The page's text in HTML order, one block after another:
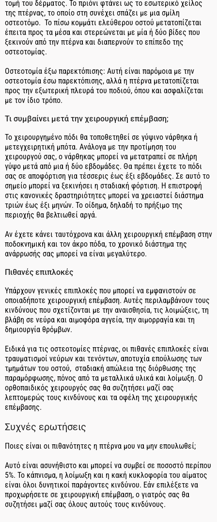
τομή του δέρματος. Το πριόνι φτάνει ως το εσωτερικό χείλος
της πτέρνας, το οποίο στη συνέχει σπάζει με μια σμίλη
οστεοτόμο. Το πίσω κομμάτι ελεύθερου οστού μετατοπίζεται
έπειτα προς τα μέσα και στερεώνεται με μία ή δύο βίδες που
ξεκινούν από την πτέρνα και διαπερνούν το επίπεδο της
οστεοτομίας.
Οστεοτομία έξω παρεκτόπισης: Αυτή είναι παρόμοια με την
οστεοτομία έσω παρεκτόπισης, αλλά η πτέρνα μετατοπίζεται
προς την εξωτερική πλευρά του ποδιού, όπου και ασφαλίζεται
με τον ίδιο τρόπο.
Τι συμβαίνει μετά την χειρουργική επέμβαση;
Το χειρουργημένο πόδι θα τοποθετηθεί σε γύψινο νάρθηκα ή
μετεγχειρητική μπότα. Ανάλογα με την προτίμηση του
χειρουργού σας, ο νάρθηκας μπορεί να μετατραπεί σε πλήρη
γύψο μετά από μια ή δύο εβδομάδες. Θα πρέπει έχετε το πόδι
σας σε αποφόρτιση για τέσσερις έως έξι εβδομάδες. Σε αυτό το
σημείο μπορεί να ξεκινήσει η σταδιακή φόρτιση. Η επιστροφή
στις κανονικές δραστηριότητες μπορεί να χρειαστεί διάστημα
τριών έως έξι μηνών. Το οίδημα, δηλαδή το πρήξιμο της
περιοχής θα βελτιωθεί αργά.
Αν έχετε κάνει ταυτόχρονα και άλλη χειρουργική επέμβαση στην
ποδοκνημική και τον άκρο πόδα, το χρονικό διάστημα της
ανάρρωσής σας μπορεί να είναι μεγαλύτερο.
Πιθανές επιπλοκές
Υπάρχουν γενικές επιπλοκές που μπορεί να εμφανιστούν σε
οποιαδήποτε χειρουργική επέμβαση. Αυτές περιλαμβάνουν τους
κινδύνους που σχετίζονται με την αναισθησία, τις λοιμώξεις, τη
βλάβη σε νεύρα και αιμοφόρα αγγεία, την αιμορραγία και τη
δημιουργία θρόμβων.
Ειδικά για τις οστεοτομίες πτέρνας, οι πιθανές επιπλοκές είναι
τραυματισμοί νεύρων και τενόντων, αποτυχία επούλωσης των
τμημάτων του οστού, σταδιακή απώλεια της διόρθωσης της
παραμόρφωσης, πόνος από τα μεταλλικά υλικά και λοίμωξη. Ο
ορθοπαιδικός χειρουργός σας θα συζητήσει μαζί σας
λεπτομερώς τους κινδύνους και τα οφέλη της χειρουργικής
επέμβασης.
Συχνές ερωτήσεις
Ποιες είναι οι πιθανότητες η πτέρνα μου να μην επουλωθεί;
Αυτό είναι ασυνήθιστο και μπορεί να συμβεί σε ποσοστό περίπου
5%. Το κάπνισμα, η λοίμωξη και η κακή κυκλοφορία του αίματος
είναι όλοι δυνητικοί παράγοντες κινδύνου. Εάν επιλέξετε να
προχωρήσετε σε χειρουργική επέμβαση, ο γιατρός σας θα
συζητήσει μαζί σας όλους αυτούς τους κινδύνους.